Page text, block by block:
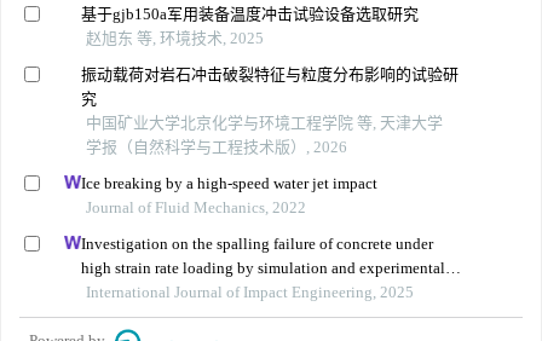
基于gjb150a军用装备温度冲击试验设备选取研究
赵旭东 等, 环境技术, 2025
振动载荷对岩石冲击破裂特征与粒度分布影响的试验研
究
中国矿业大学北京化学与环境工程学院 等, 天津大学
学报（自然科学与工程技术版）, 2026
Ice breaking by a high-speed water jet impact
Journal of Fluid Mechanics, 2022
Investigation on the spalling failure of concrete under
high strain rate loading by simulation and experimental
method
International Journal of Impact Engineering, 2025